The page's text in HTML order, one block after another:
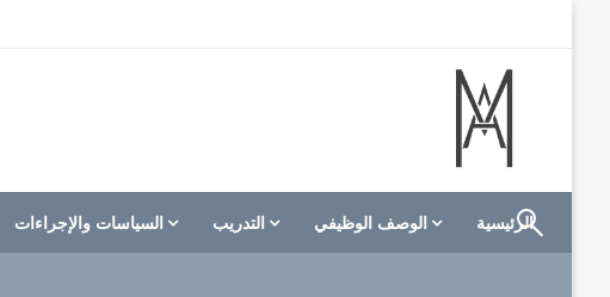
M A hotels | إم ايه هوتيلز
الموقع الأول للعاملين في الفنادق في العالم العربي
الرئيسية الوصف الوظيفي التدريب السياسات والإجراءات